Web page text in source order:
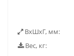
ВxШxГ, мм:
Вес, кг: